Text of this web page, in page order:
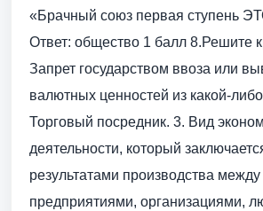
«Брачный союз первая ступень
Ответ: общество 1 балл 8.Решите
Запрет государством ввоза или
валютных ценностей из какой-
Торговый посредник. 3. Вид
деятельности, который
результатами производства между
предприятиями, организациями,